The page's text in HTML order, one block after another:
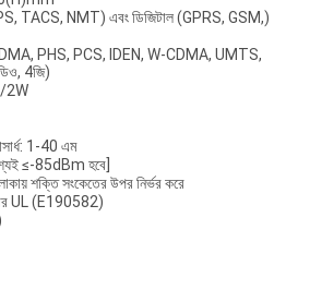
TACS, NMT) এবং ডিজিটাল (GPRS, GSM,)
PHS, PCS, IDEN, W-CDMA, UMTS,
4জি)
2W
1-40 এম
≤-85dBm হবে]
শক্তি সংকেতের উপর নির্ভর করে
UL (E190582)